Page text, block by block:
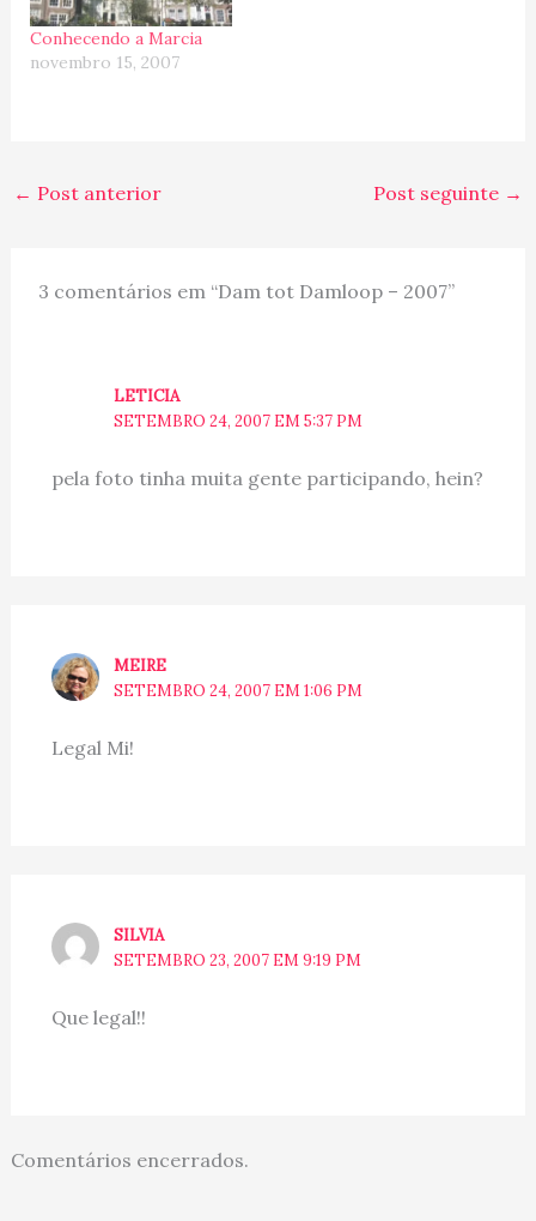
Conhecendo a Marcia
novembro 15, 2007
← Post anterior Post seguinte →
3 comentários em “Dam tot Damloop – 2007”
LETICIA
SETEMBRO 24, 2007 EM 5:37 PM
pela foto tinha muita gente participando, hein?
MEIRE
SETEMBRO 24, 2007 EM 1:06 PM
Legal Mi!
SILVIA
SETEMBRO 23, 2007 EM 9:19 PM
Que legal!!
Comentários encerrados.